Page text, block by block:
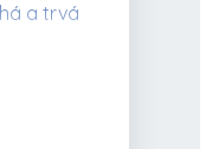
a trvá